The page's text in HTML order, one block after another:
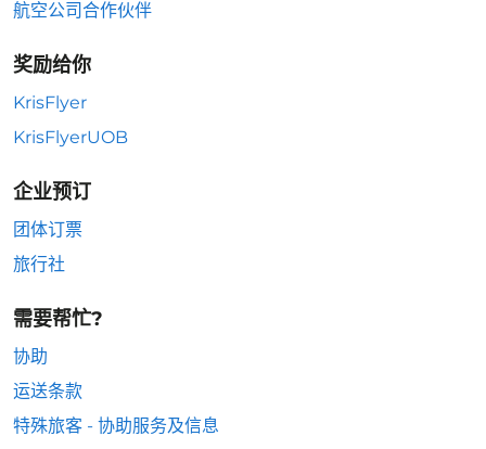
航空公司合作伙伴
奖励给你
KrisFlyer
KrisFlyerUOB
企业预订
团体订票
旅行社
需要帮忙?
协助
运送条款
特殊旅客 - 协助服务及信息